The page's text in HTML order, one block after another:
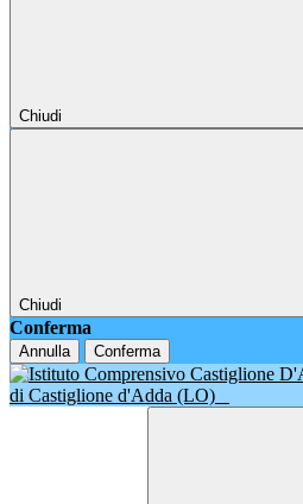
Chiudi
Chiudi
Conferma
Annulla Conferma
di Castiglione d'Adda (LO)